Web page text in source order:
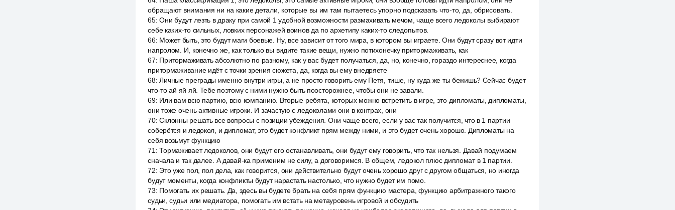
обращают внимания ни на какие детали, которые вы им там пытаетесь упорно подсказать что-то, да, обрисовать.
65:Они будут лезть в драку при самой 1 удобной возможности размахивать мечом, чаще всего ледоколы выбирают
себе каких-то сильных, ловких персонажей воинов да по архетипу каких-то следопытов.
66: Может быть, это будут маги боевые. Ну, все зависит от того мира, в котором вы играете. Они будут сразу вот идти
напролом. И, конечно же, как только вы видите такие вещи, нужно потихонечку притормаживать, как
67: Притормаживать абсолютно по разному, как у вас будет получаться, да, но, конечно, гораздо интереснее, когда
притормаживание идёт с точки зрения сюжета, да, когда вы ему внедряете
68:Личные преграды именно внутри игры, а не просто говорить ему Петя, тише, ну куда же ты бежишь? Сейчас будет
что-то ай яй яй. Тебе поэтому с ними нужно быть поосторожнее, чтобы они не завали.
69: Или вам всю партию, всю компанию. Вторые ребята, которых можно встретить в игре, это дипломаты, дипломаты,
они тоже очень активные игроки. И зачастую с ледоколами они в контрах, они
70:Склонны решать все вопросы с позиции убеждения. Они чаще всего, если у вас так получится, что в 1 партии
соберётся и ледокол, и дипломат, это будет конфликт прям между ними, и это будет очень хорошо. Дипломаты на
себя возьмут функцию
71 :Тормаживает ледоколов, они будут его останавливать, они будут ему говорить, что так нельзя. Давай подумаем
сначала и так далее. А давай-ка применим не силу, а договоримся. В общем, ледокол плюс дипломат в 1 партии.
72: Это уже пол, пол дела, как говорится, они действительно будут очень хорошо друг с другом общаться, но иногда
будут моменты, когда конфликты будут нарастать настолько, что нужно будет им помо.
73: Помогать их решать. Да, здесь вы будете брать на себя прям функцию мастера, функцию арбитражного такого
судьи, судьи или медиатора, помогать им встать на метауровень игровой и обсудить